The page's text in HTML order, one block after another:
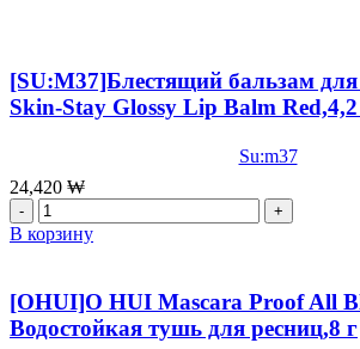
[SU:M37]Блестящий бальзам
Skin-Stay Glossy Lip Balm
Su:m37
24,420 ₩
Количество
товара
[SU:M37]Блестящий
для
губ
SUM37
В корзину
[OHUI]O HUI Mascara Proof All
Водостойкая тушь для ресниц,8 г